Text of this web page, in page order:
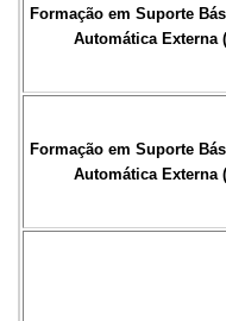
Formação em Suporte
Automática Externa
Formação em Suporte
Automática Externa